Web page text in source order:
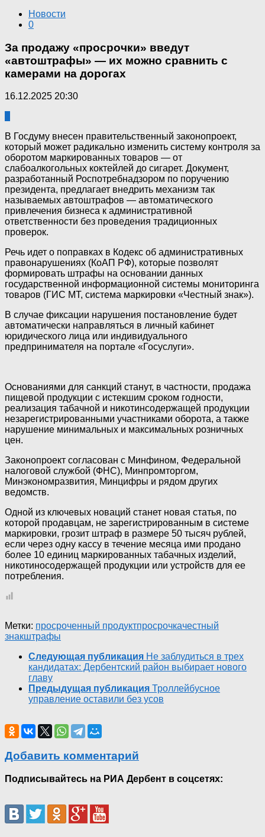
Новости
0
За продажу «просрочки» введут
«автоштрафы» — их можно сравнить с
камерами на дорогах
16.12.2025 20:30
В Госдуму внесен правительственный законопроект,
который может радикально изменить систему контроля за
оборотом маркированных товаров — от
слабоалкогольных коктейлей до сигарет. Документ,
разработанный Роспотребнадзором по поручению
президента, предлагает внедрить механизм так
называемых автоштрафов — автоматического
привлечения бизнеса к административной
ответственности без проведения традиционных
проверок.
Речь идет о поправках в Кодекс об административных
правонарушениях (КоАП РФ), которые позволят
формировать штрафы на основании данных
государственной информационной системы мониторинга
товаров (ГИС МТ, система маркировки «Честный знак»).
В случае фиксации нарушения постановление будет
автоматически направляться в личный кабинет
юридического лица или индивидуального
предпринимателя на портале «Госуслуги».
Основаниями для санкций станут, в частности, продажа
пищевой продукции с истекшим сроком годности,
реализация табачной и никотинсодержащей продукции
незарегистрированными участниками оборота, а также
нарушение минимальных и максимальных розничных
цен.
Законопроект согласован с Минфином, Федеральной
налоговой службой (ФНС), Минпромторгом,
Минэкономразвития, Минцифры и рядом других
ведомств.
Одной из ключевых новаций станет новая статья, по
которой продавцам, не зарегистрированным в системе
маркировки, грозит штраф в размере 50 тысяч рублей,
если через одну кассу в течение месяца ими продано
более 10 единиц маркированных табачных изделий,
никотиносодержащей продукции или устройств для ее
потребления.
Метки: просроченный продуктпросрочкачестный
знакштрафы
Следующая публикация Не заблудиться в трех
кандидатах: Дербентский район выбирает нового
главу
Предыдущая публикация Троллейбусное
управление оставили без усов
Добавить комментарий
Подписывайтесь на РИА Дербент в соцсетях: